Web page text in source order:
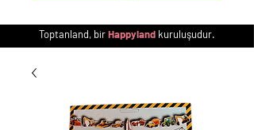
Toptanland, birHappyland kuruluşudur.